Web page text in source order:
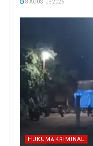
8 AGUSTUS 2026
HUKUM&KRIMINAL